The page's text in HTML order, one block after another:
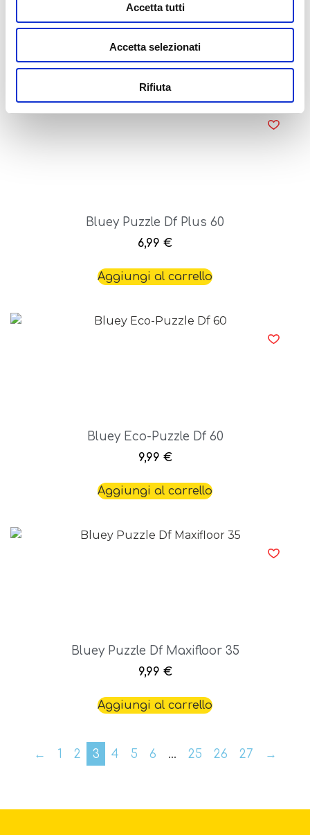
Accetta tutti
Accetta selezionati
Rifiuta
Bluey Puzzle Df Maxi Floor 4 X 48
10,99€
Aggiungi al carrello
Bluey Puzzle Df Plus 60
6,99 €
Aggiungi al carrello
Bluey Eco-Puzzle Df 60
9,99 €
Aggiungi al carrello
Bluey Puzzle Df Maxifloor 35
9,99 €
Aggiungi al carrello
← 1 2 3 4 5 6 … 25 26 27 →